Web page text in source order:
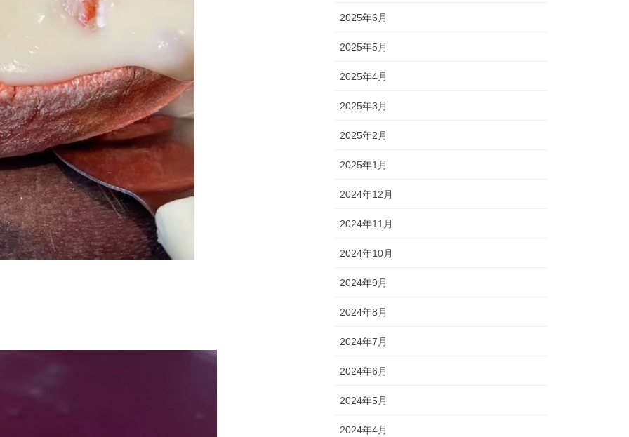
2025年6月
2025年5月
2025年4月
2025年3月
2025年2月
2025年1月
2024年12月
2024年11月
2024年10月
2024年9月
2024年8月
2024年7月
2024年6月
2024年5月
2024年4月